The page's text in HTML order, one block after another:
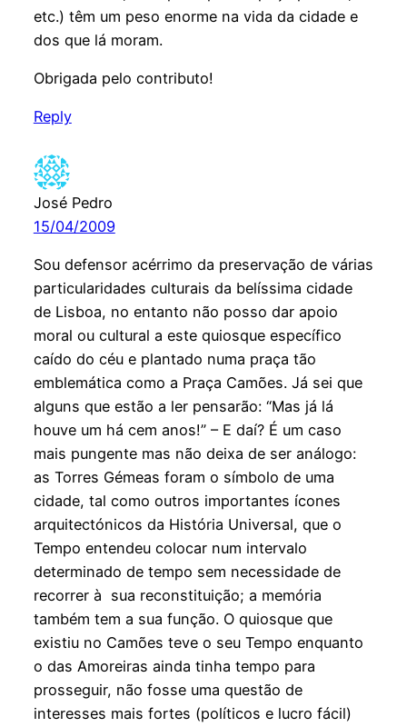
etc.) têm um peso enorme na vida da cidade e
dos que lá moram.
Obrigada pelo contributo!
Reply
José Pedro
15/04/2009
Sou defensor acérrimo da preservação de várias
particularidades culturais da belíssima cidade
de Lisboa, no entanto não posso dar apoio
moral ou cultural a este quiosque específico
caído do céu e plantado numa praça tão
emblemática como a Praça Camões. Já sei que
alguns que estão a ler pensarão: “Mas já lá
houve um há cem anos!” – E daí? É um caso
mais pungente mas não deixa de ser análogo:
as Torres Gémeas foram o símbolo de uma
cidade, tal como outros importantes ícones
arquitectónicos da História Universal, que o
Tempo entendeu colocar num intervalo
determinado de tempo sem necessidade de
recorrer à sua reconstituição; a memória
também tem a sua função. O quiosque que
existiu no Camões teve o seu Tempo enquanto
o das Amoreiras ainda tinha tempo para
prosseguir, não fosse uma questão de
interesses mais fortes (políticos e lucro fácil)